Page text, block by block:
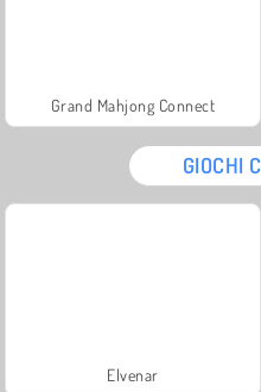
Grand Mahjong Connect
GIOCHI
Elvenar